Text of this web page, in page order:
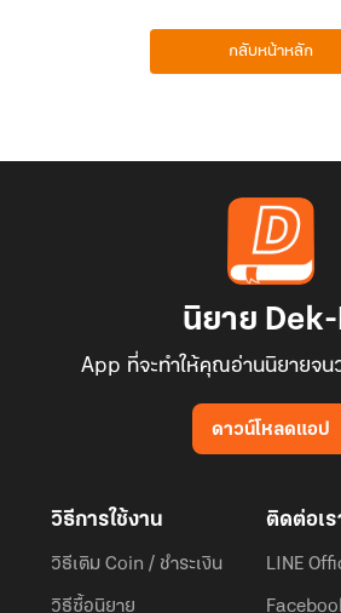
กลับหน้าหลัก
นิยาย Dek-
App ที่จะทำให้คุณอ่านนิยายจน
ดาวน์โหลดแอป
วิธีการใช้งาน
วิธีเติม Coin / ชำระเงิน
วิธีซื้อนิยาย
ติดต่อเร
LINE